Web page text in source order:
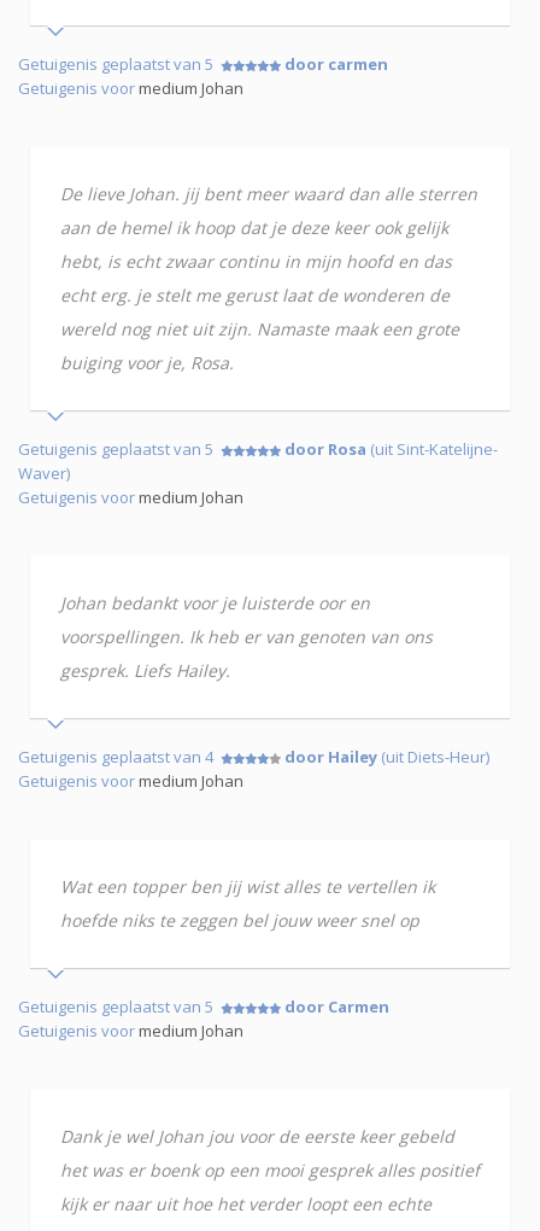
Getuigenis geplaatst van 5
door carmen
Getuigenis voormedium Johan
De lieve Johan. jij bent meer waard dan alle sterren
aan de hemel ik hoop dat je deze keer ook gelijk
hebt, is echt zwaar continu in mijn hoofd en das
echt erg. je stelt me gerust laat de wonderen de
wereld nog niet uit zijn. Namaste maak een grote
buiging voor je, Rosa.
Getuigenis geplaatst van 5 door Rosa (uit Sint-Katelijne-
Waver)
Getuigenis voormedium Johan
Johan bedankt voor je luisterde oor en
voorspellingen. Ik heb er van genoten van ons
gesprek. Liefs Hailey.
Getuigenis geplaatst van 4 door Hailey (uit Diets-Heur)
Getuigenis voormedium Johan
Wat een topper ben jij wist alles te vertellen ik
hoefde niks te zeggen bel jouw weer snel op
Getuigenis geplaatst van 5
door Carmen
Getuigenis voormedium Johan
Dank je wel Johan jou voor de eerste keer gebeld
het was er boenk op een mooi gesprek alles positief
kijk er naar uit hoe het verder loopt een echte